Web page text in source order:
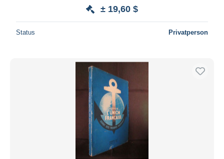
± 19,60 $
Status Privatperson